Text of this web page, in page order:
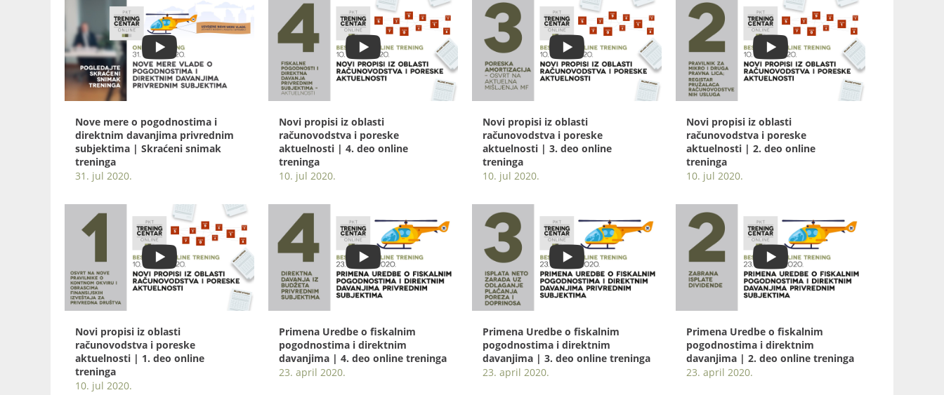
Nove mere o pogodnostima i
direktnim davanjima privrednim
subjektima | Skraćeni snimak
treninga
31. jul 2020.
Novi propisi iz oblasti
računovodstva i poreske
aktuelnosti | 4. deo online
treninga
10. jul 2020.
Novi propisi iz oblasti
računovodstva i poreske
aktuelnosti | 3. deo online
treninga
10. jul 2020.
Novi propisi iz oblasti
računovodstva i poreske
aktuelnosti | 2. deo online
treninga
10. jul 2020.
Novi propisi iz oblasti
računovodstva i poreske
aktuelnosti | 1. deo online
treninga
10. jul 2020.
Primena Uredbe o fiskalnim
pogodnostima i direktnim
davanjima | 4. deo online treninga
23. april 2020.
Primena Uredbe o fiskalnim
pogodnostima i direktnim
davanjima | 3. deo online treninga
23. april 2020.
Primena Uredbe o fiskalnim
pogodnostima i direktnim
davanjima | 2. deo online treninga
23. april 2020.